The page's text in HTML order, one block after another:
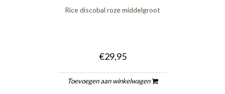
Rice discobal roze middelgroot
€29,95
Toevoegen aan winkelwagen